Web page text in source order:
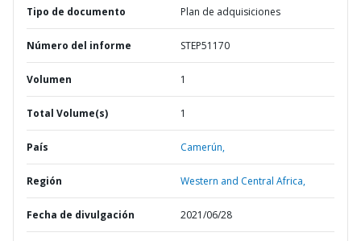
Tipo de documento Plan de adquisiciones
Número del informe STEP51170
Volumen 1
Total Volume(s) 1
País Camerún,
Región Western and Central Africa,
Fecha de divulgación 2021/06/28